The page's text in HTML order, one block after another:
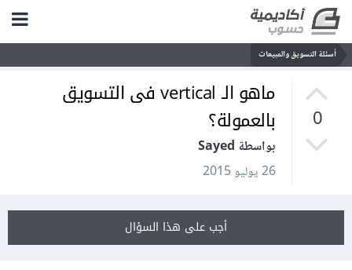
أسئلة التسويق والمبيعات
0
ماهو الـ vertical فى التسويق
بالعمولة؟
بواسطة Sayed
26 يوليو 2015
أجب على هذا السؤال